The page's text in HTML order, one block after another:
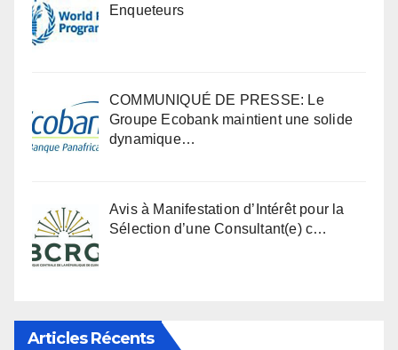
Enqueteurs
COMMUNIQUÉ DE PRESSE: Le
Groupe Ecobank maintient une solide
dynamique…
Avis à Manifestation d’Intérêt pour la
Sélection d’une Consultant(e) c…
Articles Récents